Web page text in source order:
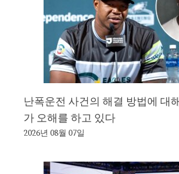
난폭운전 사건의 해결 방법에 대
가 오해를 하고 있다
2026년 08월 07일